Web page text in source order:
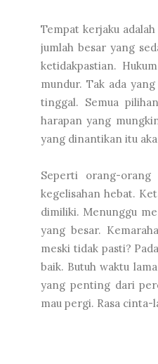
Tempat kerjaku
jumlah besar yang
ketidakpastian.
mundur. Tak ada
tinggal. Semua
harapan yang
yang dinantikan itu
Seperti orang-
kegelisahan hebat.
dimiliki. Menunggu
yang besar.
meski tidak pasti?
baik. Butuh waktu
yang penting dari
mau pergi. Rasa